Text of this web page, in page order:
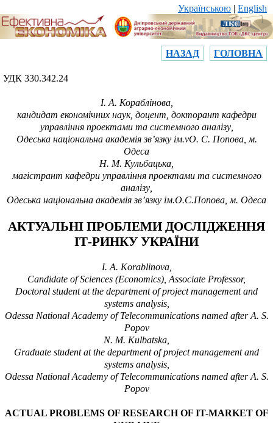
Українською | English
НАЗАД ГОЛОВНА
УДК 330.342.24
І. А. Кораблінова,
кандидат економічних наук, доцент, докторант кафедри
управління проектами та системного аналізу,
Одеська національна академія зв’язку ім.vО. С. Попова, м.
Одеса
Н. М. Кульбацька,
магістрант кафедри управління проектами та системного
аналізу
Одеська національна академія зв’язку ім.О.С.Попова, м. Одеса
АКТУАЛЬНІ ПРОБЛЕМИ ДОСЛІДЖЕННЯ
ІТ-РИНКУ УКРАЇНИ
I. A. Korablinova,
Candidate of Sciences (Economics), Associate Professor,
Doctoral student at the department of project management and
systems analysis,
OdessaNational Academyof Telecommunications named after A. S.
Popov
N. M. Kulbatska,
Graduate student at the department of project management and
systems analysis,
Odessa National Academy of Telecommunications named after A. S.
Popov
ACTUAL PROBLEMS OF RESEARCH OF IT-MARKET OF